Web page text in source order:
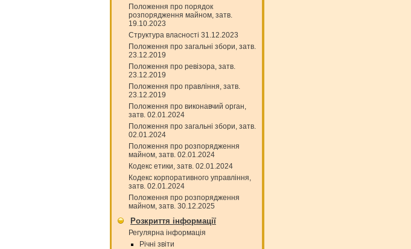
Положення про порядок
розпорядження майном, затв.
19.10.2023
Структура власності 31.12.2023
Положення про загальні збори, затв.
23.12.2019
Положення про ревізора, затв.
23.12.2019
Положення про правління, затв.
23.12.2019
Положення про виконавчий орган,
затв. 02.01.2024
Положення про загальні збори, затв.
02.01.2024
Положення про розпорядження
майном, затв. 02.01.2024
Кодекс етики, затв. 02.01.2024
Кодекс корпоративного управління,
затв. 02.01.2024
Положення про розпорядження
майном, затв. 30.12.2025
Розкриття інформації
Регулярна інформація
Річні звіти